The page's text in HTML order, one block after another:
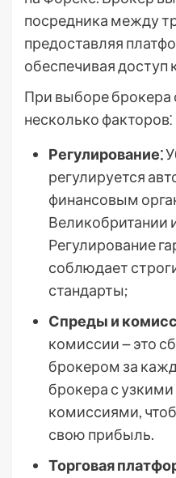
посредника между
предоставляя
обеспечивая доступ
При выборе брокера
несколько факторов⁚
Регулирование⁚
регулируется
финансовым
Великобритании
Регулирование
соблюдает
стандарты;
Спреды и
комиссии ౼ это
брокером за
брокера с
комиссиями,
свою прибыль.
Торговая